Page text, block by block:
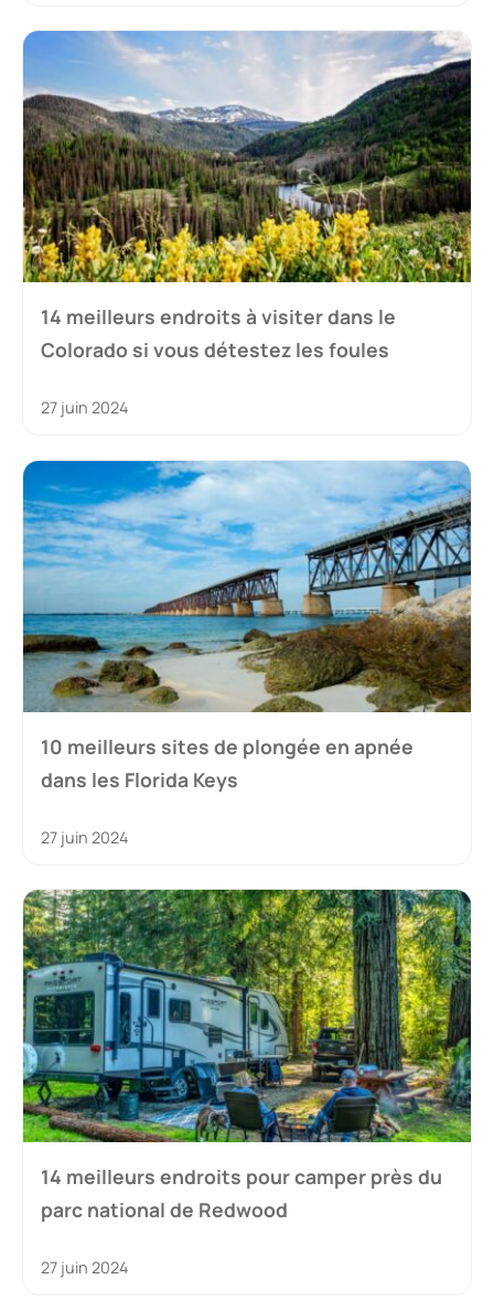
14 meilleurs endroits à visiter dans le
Colorado si vous détestez les foules
27 juin 2024
10 meilleurs sites de plongée en apnée
dans les Florida Keys
27 juin 2024
14 meilleurs endroits pour camper près du
parc national de Redwood
27 juin 2024